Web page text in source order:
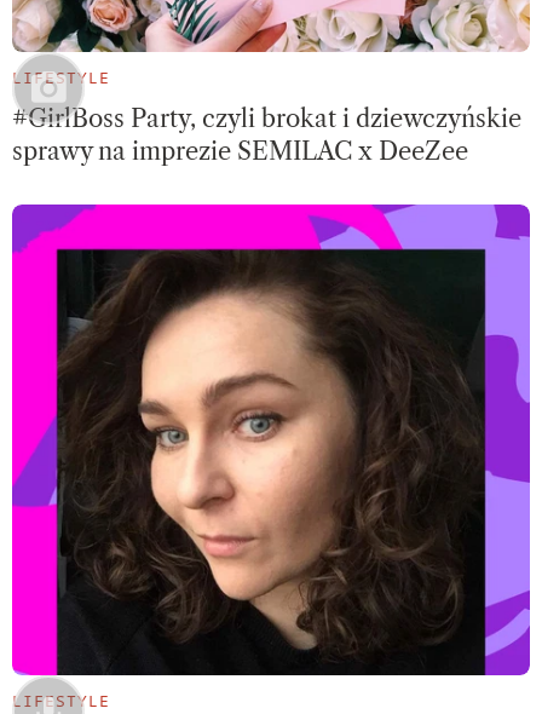
LIFESTYLE
#GirlBoss Party, czyli brokat i dziewczyńskie
sprawy na imprezie SEMILAC x DeeZee
LIFESTYLE